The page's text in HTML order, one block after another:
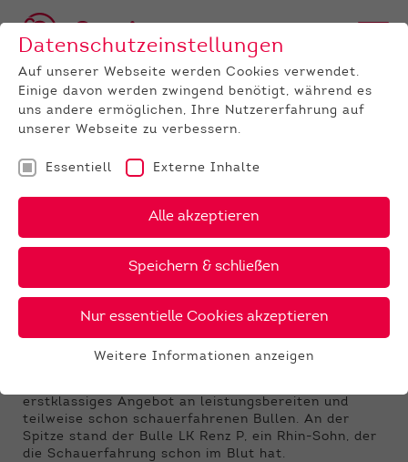
UNTERNEHMEN News
Tag 2 - DIE AUKTION: Körung
bei Limousin
Körsieger des Fleischrindertags - DIE
erstklassiges Angebot an leistungsbereiten und
teilweise schon schauerfahrenen Bullen. An der
Spitze stand der Bulle LK Renz P, ein Rhin-Sohn, der
die Schauerfahrung schon im Blut hat.
Datenschutzeinstellungen
Auf unserer Webseite werden Cookies verwendet.
Einige davon werden zwingend benötigt, während es
uns andere ermöglichen, Ihre Nutzererfahrung auf
unserer Webseite zu verbessern.
Essentiell Externe Inhalte
Alle akzeptieren
Speichern & schließen
Nur essentielle Cookies akzeptieren
Funktionen der Webseite benötigt. Dadurch ist
gewährleistet, dass die Webseite einwandfrei
funktioniert.
Weitere Informationen anzeigen